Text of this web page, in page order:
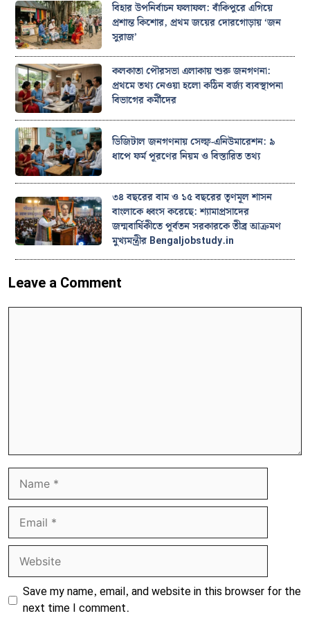
বিহার উপনির্বাচন ফলাফল: বাঁকিপুরে এগিয়ে
প্রশান্ত কিশোর, প্রথম জয়ের দোরগোড়ায় ‘জন
সুরাজ’
কলকাতা পৌরসভা এলাকায় শুরু জনগণনা:
প্রথমে তথ্য নেওয়া হলো কঠিন বর্জ্য ব্যবস্থাপনা
বিভাগের কর্মীদের
ডিজিটাল জনগণনায় সেল্ফ-এনিউমারেশন: ৯
ধাপে ফর্ম পূরণের নিয়ম ও বিস্তারিত তথ্য
৩৪ বছরের বাম ও ১৫ বছরের তৃণমূল শাসন
বাংলাকে ধ্বংস করেছে: শ্যামাপ্রসাদের
জন্মবার্ষিকীতে পূর্বতন সরকারকে তীব্র আক্রমণ
মুখ্যমন্ত্রীর Bengaljobstudy.in
Leave a Comment
Save my name, email, and website in this browser for the
next time I comment.